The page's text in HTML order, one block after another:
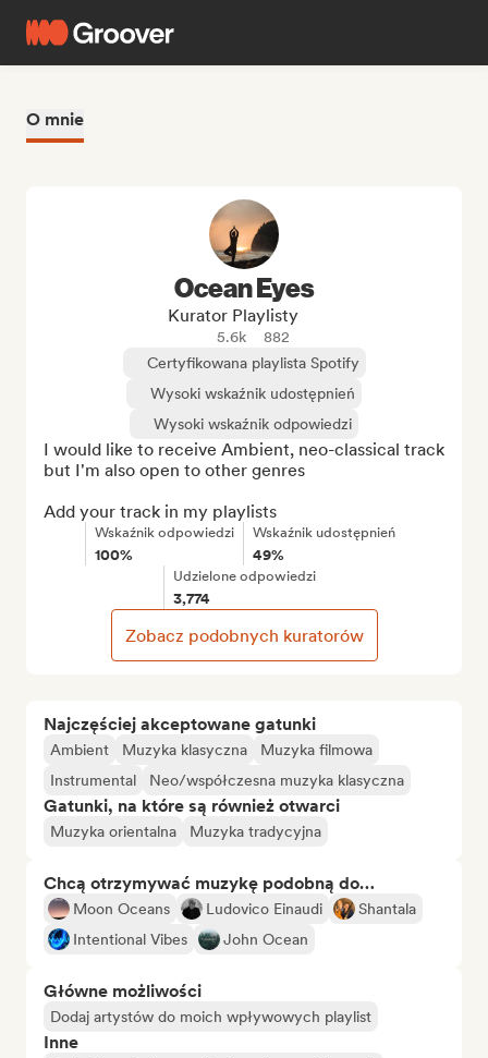
O mnie
Najczęściej akceptowane gatunki
Ambient Muzyka klasyczna
Muzyka filmowa
Instrumental
Neo/współczesna muzyka klasyczna
Gatunki, na które są również otwarci
Muzyka orientalna Muzyka tradycyjna
Chcą otrzymywać muzykę podobną do…
Moon Oceans Ludovico Einaudi
Shantala
Intentional Vibes
John Ocean
Główne możliwości
Dodaj artystów do moich wpływowych playlist
Inne
Ocean Eyes
Kurator Playlisty
5.6k
882
Certyfikowana playlista Spotify
Wysoki wskaźnik udostępnień
Wysoki wskaźnik odpowiedzi
I would like to receive Ambient, neo-classical track
but I'm also open to other genres
Add your track in my playlists
Wskaźnik odpowiedzi
100%
Wskaźnik udostępnień
49%
Udzielone odpowiedzi
3,774
Zobacz podobnych kuratorów